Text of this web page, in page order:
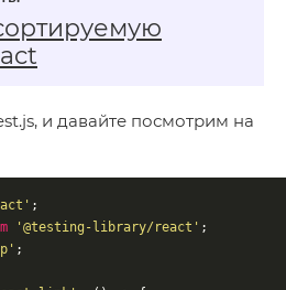
и давайте посмотрим на
;
'@testing-library/react' ;
;